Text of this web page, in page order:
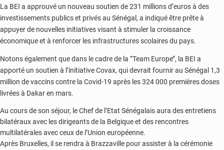
La BEI a approuvé un nouveau soutien de 231 millions d’euros à des
investissements publics et privés au Sénégal, a indiqué être prête à
appuyer de nouvelles initiatives visant à stimuler la croissance
économique et à renforcer les infrastructures scolaires du pays.
Notons également que dans le cadre de la ‘’Team Europe’’, la BEI a
apporté un soutien à l’initiative Covax, qui devrait fournir au Sénégal 1,3
million de vaccins contre la Covid-19 après les 324 000 premières doses
livrées à Dakar en mars.
Au cours de son séjour, le Chef de l’Etat Sénégalais aura des entretiens
bilatéraux avec les dirigeants de la Belgique et des rencontres
multilatérales avec ceux de l’Union européenne.
Après Bruxelles, il se rendra à Brazzaville pour assister à la cérémonie